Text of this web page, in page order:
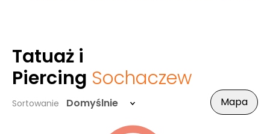
Tatuaż i
Piercing Sochaczew
Sortowanie Domyślnie Mapa